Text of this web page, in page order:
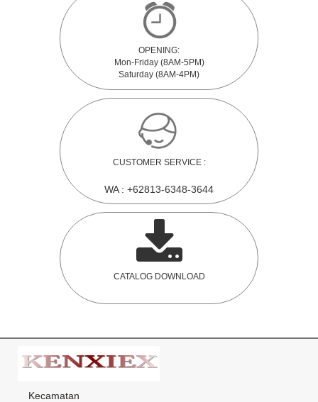
OPENING:
Mon-Friday (8AM-5PM)
Saturday (8AM-4PM)
CUSTOMER SERVICE :
WA : +62813-6348-3644
CATALOG DOWNLOAD
Kecamatan